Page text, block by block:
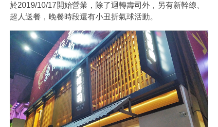
於2019/10/17開始營業，除了迴轉壽司外，另有新幹線、
超人送餐，晚餐時段還有小丑折氣球活動。